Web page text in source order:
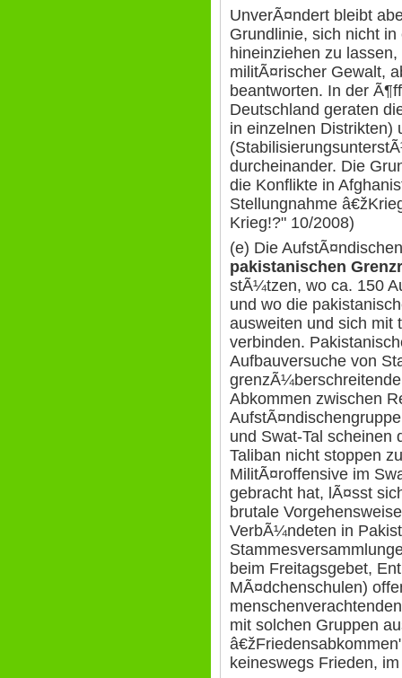
UnverÃ¤ndert bleibt
Grundlinie, sich nicht
hineinziehen zu
militÃ¤rischer Gewalt,
beantworten. In der
Deutschland geraten
in einzelnen Distrikten)
durcheinander. Die
die Konflikte in
Stellungnahme
Krieg!?" 10/2008)
(e) Die
pakistanischen
stÃ¼tzen, wo ca. 150
und wo die
ausweiten und sich mit
verbinden.
Aufbauversuche von
Abkommen zwischen
und Swat-Tal scheinen
Taliban nicht stoppen
MilitÃ¤roffensive im
gebracht hat, lÃ¤sst
brutale
VerbÃ¼ndeten in
beim Freitagsgebet,
MÃ¤dchenschulen)
mit solchen Gruppen
keineswegs Frieden,